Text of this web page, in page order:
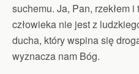
suchemu. Ja, Pan, rzekłem
człowieka nie jest z
ducha, który wspina się
wyznacza nam Bóg.